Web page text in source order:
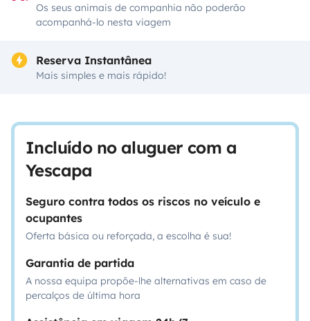
Os seus animais de companhia não poderão
acompanhá-lo nesta viagem
Reserva Instantânea
Mais simples e mais rápido!
Incluído no aluguer com a
Yescapa
Seguro contra todos os riscos no veículo e
ocupantes
Oferta básica ou reforçada, a escolha é sua!
Garantia de partida
A nossa equipa propõe-lhe alternativas em caso de
percalços de última hora